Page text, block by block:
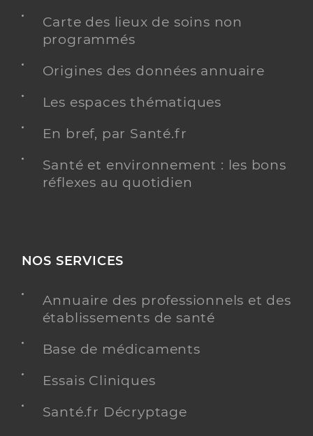
Carte des lieux de soins non
programmés
Origines des données annuaire
Les espaces thématiques
En bref, par Santé.fr
Santé et environnement : les bons
réflexes au quotidien
NOS SERVICES
Annuaire des professionnels et des
établissements de santé
Base de médicaments
Essais Cliniques
Santé.fr Décryptage